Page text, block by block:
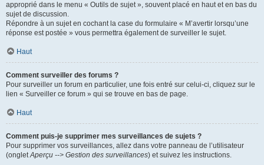
approprié dans le menu « Outils de sujet », souvent placé en haut et en bas du
sujet de discussion.
Répondre à un sujet en cochant la case du formulaire « M’avertir lorsqu’une
réponse est postée » vous permettra également de surveiller le sujet.
Haut
Comment surveiller des forums ?
Pour surveiller un forum en particulier, une fois entré sur celui-ci, cliquez sur le
lien « Surveiller ce forum » qui se trouve en bas de page.
Haut
Comment puis-je supprimer mes surveillances de sujets ?
Pour supprimer vos surveillances, allez dans votre panneau de l’utilisateur
(ongletAperçu --> Gestion des surveillances) et suivez les instructions.